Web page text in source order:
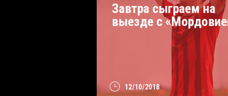
12/10/2018
Завтра сыграем на
выезде с